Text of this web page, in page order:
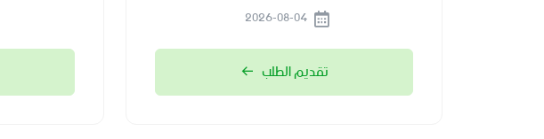
تقديم الطلب